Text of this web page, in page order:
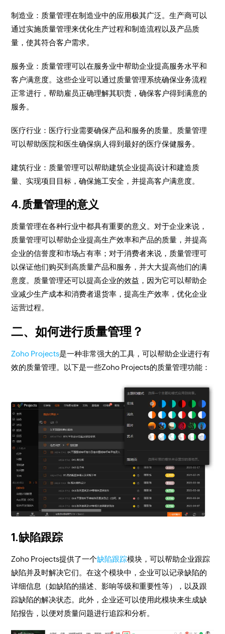
制造业： 质量管理在制造业中的应用极其广泛。生产商可以
通过实施质量管理来优化生产过程和制造流程以及产品质
量，使其符合客户需求。
服务业： 质量管理可以在服务业中帮助企业提高服务水平和
客户满意度。这些企业可以通过质量管理系统确保业务流程
正常进行，帮助雇员正确理解其职责，确保客户得到满意的
服务。
医疗行业： 医疗行业需要确保产品和服务的质量。质量管理
可以帮助医院和医生确保病人得到最好的医疗保健服务。
建筑行业： 质量管理可以帮助建筑企业提高设计和建造质
量、实现项目目标，确保施工安全，并提高客户满意度。
4.质量管理的意义
质量管理在各种行业中都具有重要的意义。对于企业来说，
质量管理可以帮助企业提高生产效率和产品的质量，并提高
企业的信誉度和市场占有率；对于消费者来说，质量管理可
以保证他们购买到高质量产品和服务，并大大提高他们的满
意度。质量管理还可以提高企业的效益，因为它可以帮助企
业减少生产成本和消费者退货率，提高生产效率，优化企业
运营过程。
二、如何进行质量管理？
Zoho Projects是一种非常强大的工具，可以帮助企业进行有
效的质量管理。以下是一些Zoho Projects的质量管理功能：
1.缺陷跟踪
Zoho Projects提供了一个缺陷跟踪模块，可以帮助企业跟踪
缺陷并及时解决它们。在这个模块中，企业可以记录缺陷的
详细信息（如缺陷的描述、影响等级和重要性等），以及跟
踪缺陷的解决状态。此外，企业还可以使用此模块来生成缺
陷报告，以便对质量问题进行追踪和分析。